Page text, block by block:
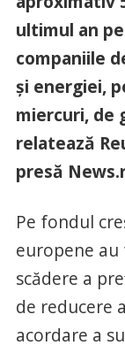
ultimul an
companiile
şi energiei,
miercuri, de
relatează
presă
Pe fondul
europene
scădere a
de reducere
acordare a